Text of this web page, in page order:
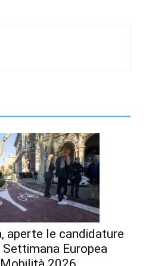
aperte le candidature
Settimana Europea